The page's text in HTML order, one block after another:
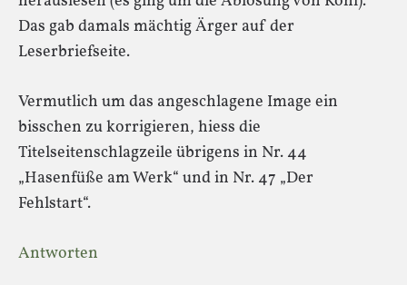
Das gab damals mächtig Ärger auf der
Leserbriefseite.
Vermutlich um das angeschlagene Image ein
bisschen zu korrigieren, hiess die
Titelseitenschlagzeile übrigens in Nr. 44
„Hasenfüße am Werk“ und in Nr. 47 „Der
Fehlstart“.
Antworten